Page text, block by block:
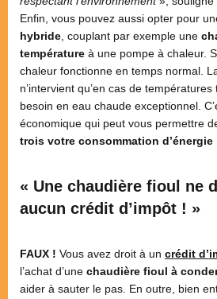
Enfin, vous pouvez aussi opter pour
hybride, couplant par exemple une
température à une pompe à chaleur.
chaleur fonctionne en temps normal.
n’intervient qu’en cas de
besoin en eau chaude exceptionnel.
économique qui peut vous permettre
trois votre consommation d’énergie
« Une chaudière fioul ne
aucun crédit d’impôt ! »
FAUX ! Vous avez droit à un crédit
l’achat d’une chaudière fioul à
aider à sauter le pas. En outre, bien